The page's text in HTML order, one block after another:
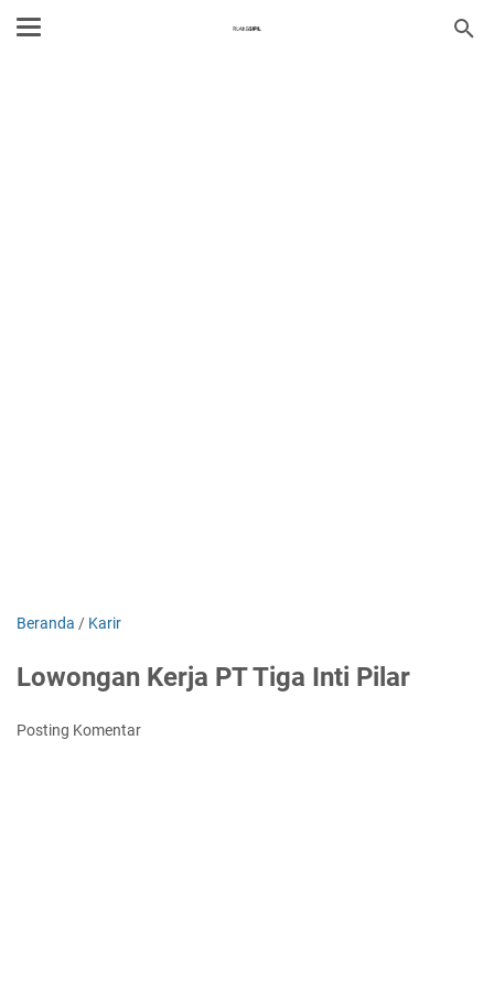
Beranda / Karir
Lowongan Kerja PT Tiga Inti Pilar
Posting Komentar